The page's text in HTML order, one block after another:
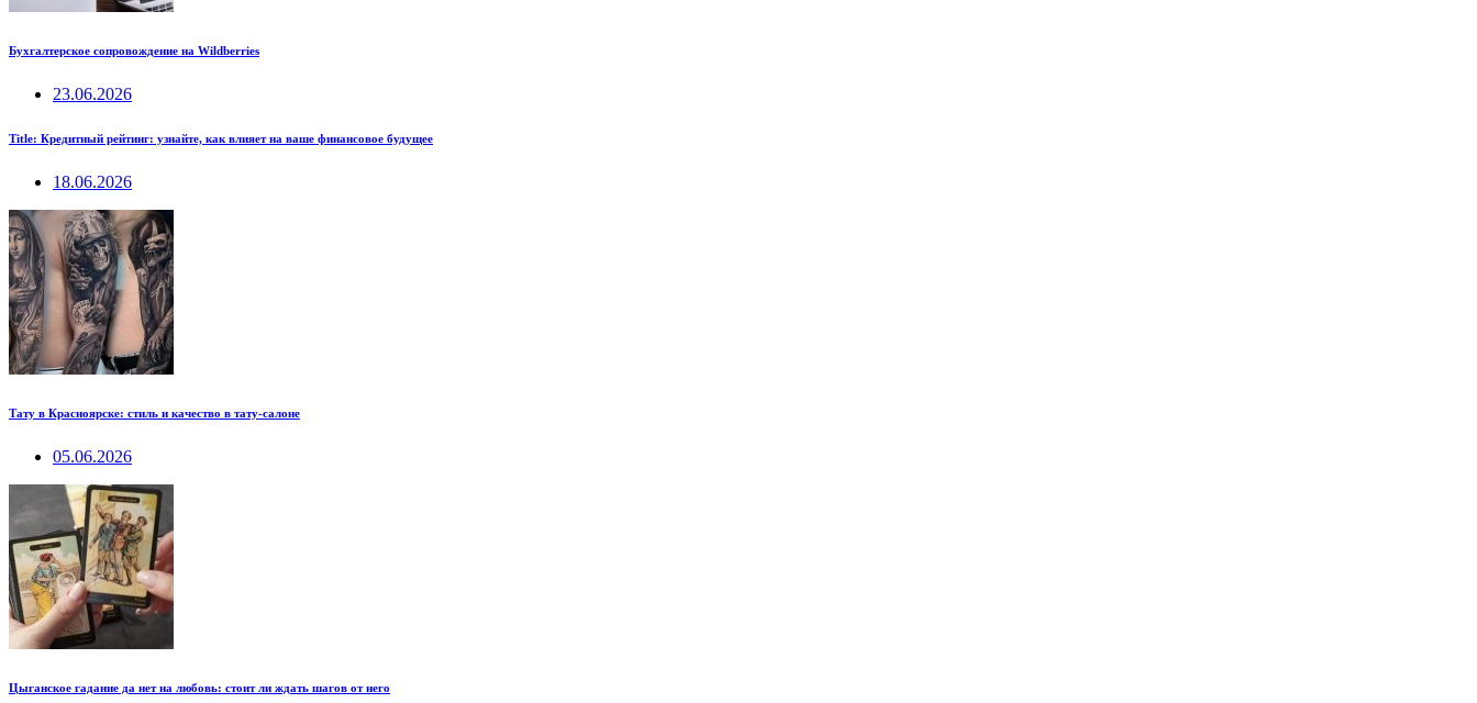
Бухгалтерское сопровождение на Wildberries
23.06.2026
Title: Кредитный рейтинг: узнайте, как влияет на ваше финансовое будущее
18.06.2026
Тату в Красноярске: стиль и качество в тату-салоне
05.06.2026
Цыганское гадание да нет на любовь: стоит ли ждать шагов от него